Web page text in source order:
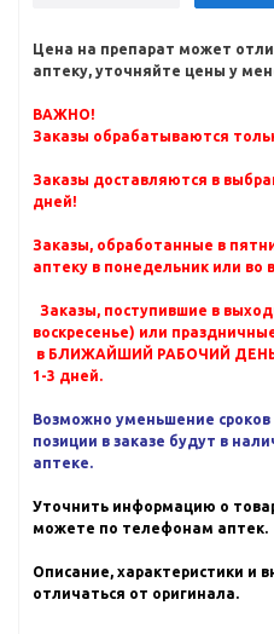
Цена на препарат может
аптеку, уточняйте цены у
ВАЖНО!
Заказы обрабатываются
Заказы доставляются в
дней!
Заказы, обработанные в
аптеку в понедельник или во
Заказы, поступившие в
воскресенье) или
в БЛИЖАЙШИЙ РАБОЧИЙ
1-3 дней.
Возможно уменьшение сроков
позиции в заказе будут в
аптеке.
Уточнить информацию о
можете по телефонам аптек.
Описание, характеристики и
отличаться от оригинала.